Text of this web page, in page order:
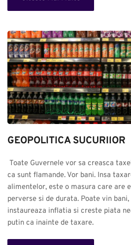
GEOPOLITICA SUCURIlOR
ca sunt flamande. Vor bani. Insa
alimentelor, este o masura care are
perverse si de durata. Poate vin
instaureaza inflatia si creste piata
putin ca inainte de taxare.